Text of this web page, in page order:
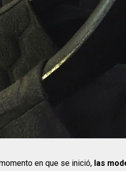
en que se inició, las